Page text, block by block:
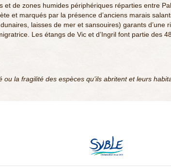
et de zones humides périphériques réparties entre
et marqués par la présence d’anciens marais
laisses de mer et sansouires) garants d’une
Les étangs de Vic et d’Ingril font partie des
la fragilité des espèces qu’ils abritent et leurs